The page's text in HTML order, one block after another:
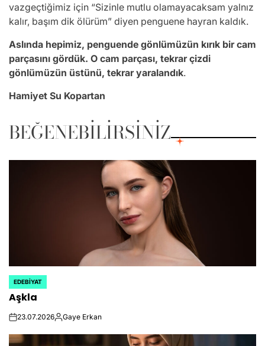
vazgeçtiğimiz için “Sizinle mutlu olamayacaksam yalnız
kalır, başım dik ölürüm” diyen penguene hayran kaldık.
Aslında hepimiz, penguende gönlümüzün kırık bir cam
parçasını gördük. O cam parçası, tekrar çizdi
gönlümüzün üstünü, tekrar yaralandık.
Hamiyet Su Kopartan
BEĞENEBILIRSINIZ
POSTED
IN
EDEBIYAT
Aşkla
on23.07.2026Posted
Gaye Erkan